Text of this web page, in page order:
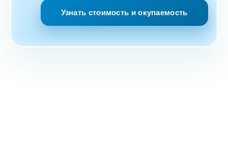
Узнать стоимость и окупаемость